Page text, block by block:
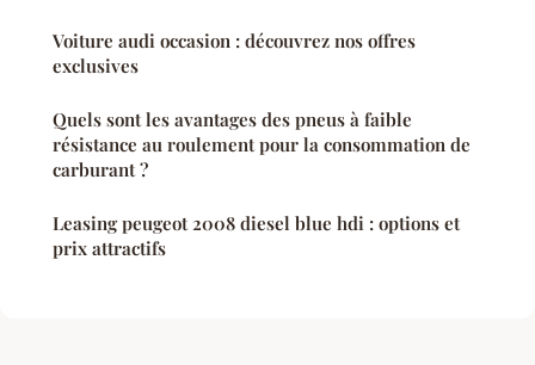
Voiture audi occasion : découvrez nos offres
exclusives
Quels sont les avantages des pneus à faible
résistance au roulement pour la consommation de
carburant ?
Leasing peugeot 2008 diesel blue hdi : options et
prix attractifs